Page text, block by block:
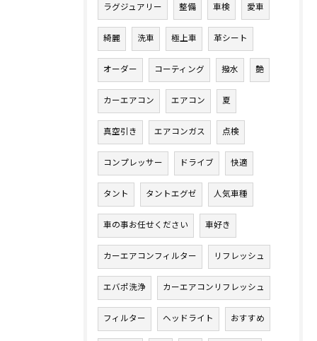
ラグジュアリー 整備 車検 愛車
綺麗 洗車 極上車 革シート
オーダー コーティング 撥水 艶
カーエアコン エアコン 夏
真空引き エアコンガス 点検
コンプレッサー ドライブ 快適
タント タントエグゼ 人気車種
車の事お任せください 車好き
カーエアコンフィルター リフレッシュ
エバポ洗浄 カーエアコンリフレッシュ
フィルター ヘッドライト おすすめ